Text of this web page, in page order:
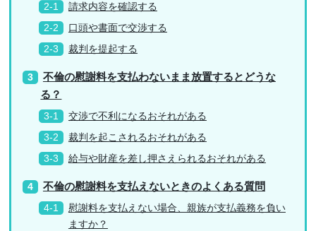
請求内容を確認する
口頭や書面で交渉する
裁判を提起する
不倫の慰謝料を支払わないまま放置するとどうな
る？
交渉で不利になるおそれがある
裁判を起こされるおそれがある
給与や財産を差し押さえられるおそれがある
不倫の慰謝料を支払えないときのよくある質問
慰謝料を支払えない場合、親族が支払義務を負い
ますか？